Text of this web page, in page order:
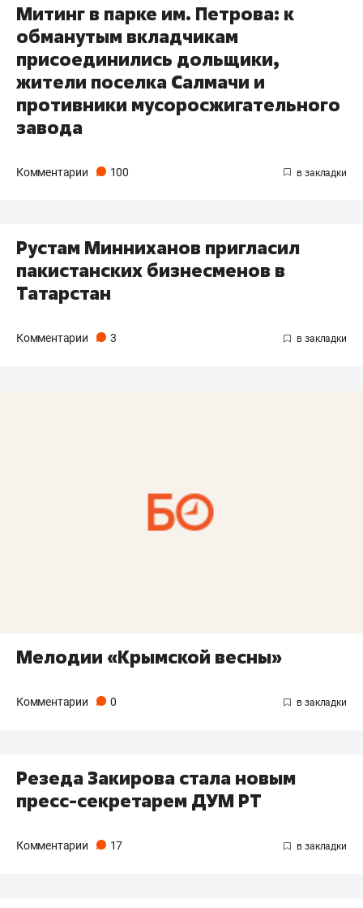
Митинг в парке им. Петрова: к
обманутым вкладчикам
присоединились дольщики,
жители поселка Салмачи и
противники мусоросжигательного
завода
Комментарии 100
​Рустам Минниханов пригласил
пакистанских бизнесменов в
Татарстан
Комментарии 3
Мелодии «Крымской весны»
Комментарии 0
Резеда Закирова стала новым
пресс-секретарем ДУМ РТ
Комментарии 17